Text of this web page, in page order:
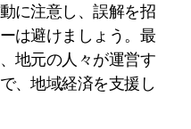
に注意し、誤解を招
は避けましょう。最
地元の人々が運営す
、地域経済を支援し